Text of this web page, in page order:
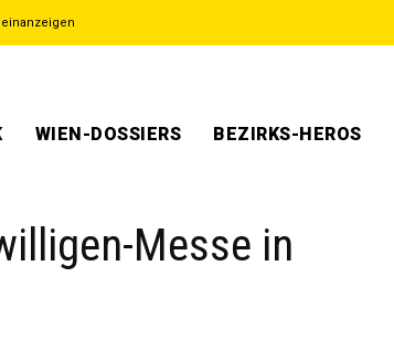
WIEN-DOSSIERS BEZIRKS-HEROS
Messe in